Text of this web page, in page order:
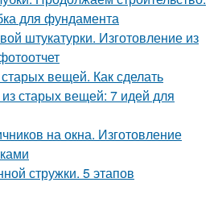
для фундамента
штукатурки. Изготовление из
вещей. Как сделать
старых вещей: 7 идей для
на окна. Изготовление
стружки. 5 этапов